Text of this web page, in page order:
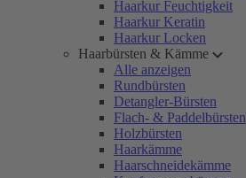
Haarkur Feuchtigkeit
Haarkur Keratin
Haarkur Locken
Haarbürsten & Kämme
Alle anzeigen
Rundbürsten
Detangler-Bürsten
Flach- & Paddelbürsten
Holzbürsten
Haarkämme
Haarschneidekämme